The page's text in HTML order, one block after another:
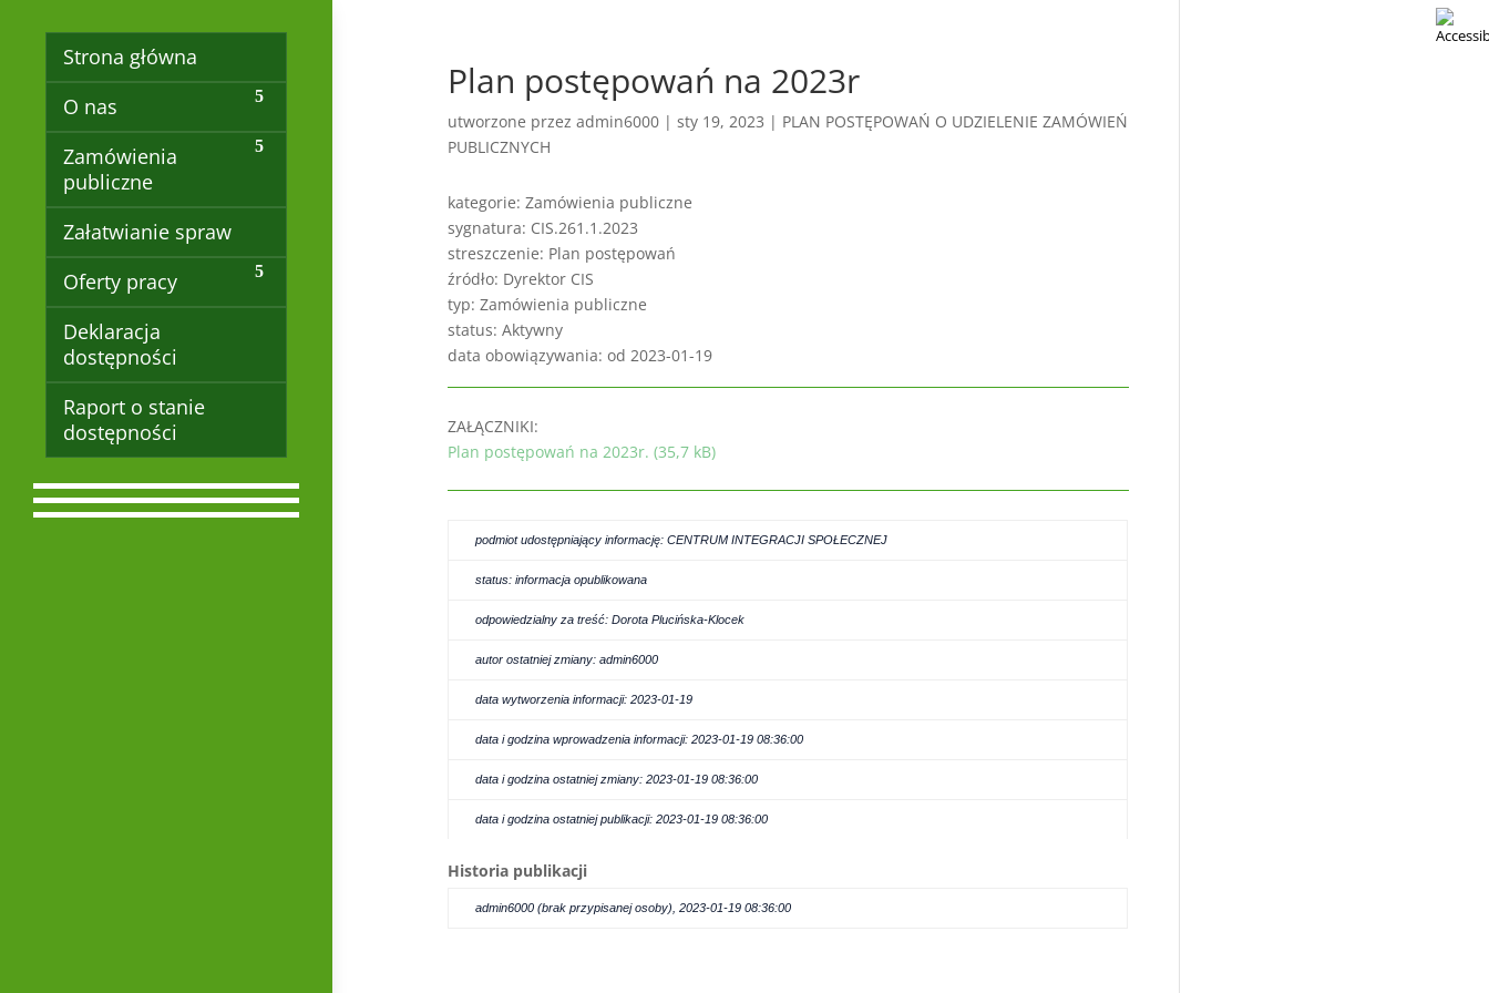
Strona główna
O nas
Zamówienia
publiczne
Załatwianie spraw
Oferty pracy
Deklaracja
dostępności
Raport o stanie
dostępności
Plan postępowań na 2023r
utworzone przezadmin6000 |sty 19, 2023 | PLAN POSTĘPOWAŃ O UDZIELENIE ZAMÓWIEŃ
PUBLICZNYCH
kategorie: Zamówienia publiczne
sygnatura: CIS.261.1.2023
streszczenie: Plan postępowań
źródło: Dyrektor CIS
typ: Zamówienia publiczne
status: Aktywny
data obowiązywania: od 2023-01-19
ZAŁĄCZNIKI:
Plan postępowań na 2023r. (35,7 kB)
podmiot udostępniający informację: CENTRUM INTEGRACJI SPOŁECZNEJ
status: informacja opublikowana
odpowiedzialny za treść: Dorota Plucińska-Klocek
autor ostatniej zmiany: admin6000
data wytworzenia informacji: 2023-01-19
data i godzina wprowadzenia informacji: 2023-01-19 08:36:00
data i godzina ostatniej zmiany: 2023-01-19 08:36:00
data i godzina ostatniej publikacji: 2023-01-19 08:36:00
Historia publikacji
admin6000 (brak przypisanej osoby), 2023-01-19 08:36:00